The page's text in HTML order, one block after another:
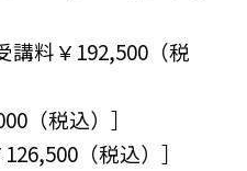
講料￥192,500（税
（税込） ］
（税込） ］